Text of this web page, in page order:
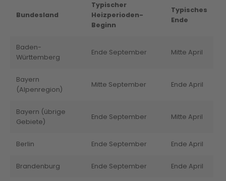
Bundesland
Typischer
Heizperioden-
Beginn
Typisches
Ende
Baden-
Württemberg
Ende September Mitte April
Bayern
(Alpenregion)
Mitte September Ende April
Bayern (übrige
Gebiete)
Ende September Mitte April
Berlin Ende September Ende April
Brandenburg Ende September Ende April